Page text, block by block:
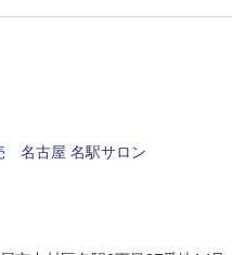
名古屋 名駅サロン